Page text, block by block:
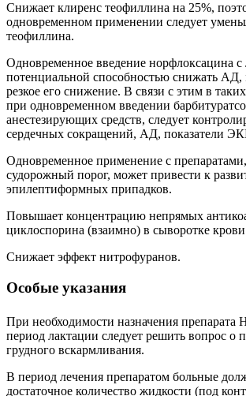
Снижает клиренс теофиллина на 25%,
одновременном применении следует
теофиллина.
Одновременное введение норфлоксацина
потенциальной способностью снижать АД,
резкое его снижение. В связи с этим в
при одновременном введении
анестезирующих средств, следует
сердечных сокращений, АД, показатели
Одновременное применение с
судорожный порог, может привести к
эпилептиформных припадков.
Повышает концентрацию непрямых
циклоспорина (взаимно) в сыворотке
Снижает эффект нитрофуранов.
Особые указания
При необходимости назначения препарата
период лактации следует решить вопрос о
грудного вскармливания.
В период лечения препаратом больные
достаточное количество жидкости (под